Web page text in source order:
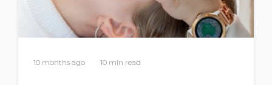
10 months ago 10 min read